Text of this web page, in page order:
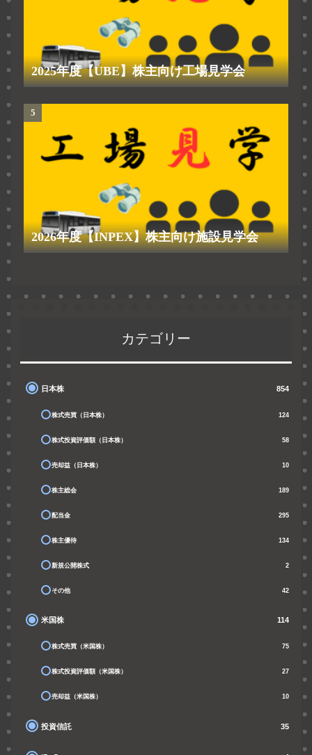
2025年度【UBE】株主向け工場見学会
2026年度【INPEX】株主向け施設見学会
カテゴリー
日本株 854
株式売買（日本株） 124
株式投資評価額（日本株） 58
売却益（日本株） 10
株主総会 189
配当金 295
株主優待 134
新規公開株式 2
その他 42
米国株 114
株式売買（米国株） 75
株式投資評価額（米国株） 27
売却益（米国株） 10
投資信託 35